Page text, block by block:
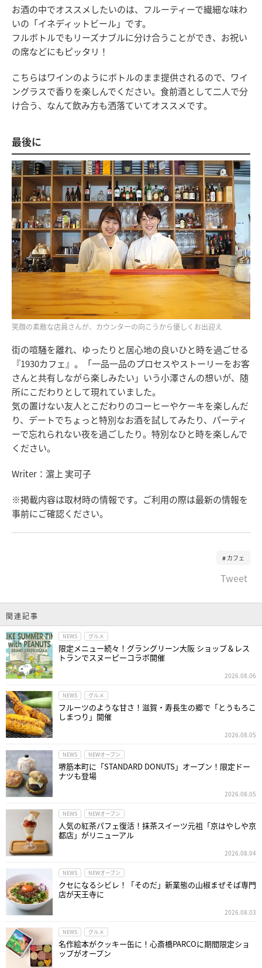
お酒の中でオススメしたいのは、フルーティーで繊細な味わ
いの「イネディットビール」です。
フルボトルでもリーズナブルに分け合うことができ、お祝い
の席などにもピッタリ！
こちらはワインのようにボトルのまま提供されるので、ワイ
ングラスで香りを楽しんでください。食前酒として二人で分
け合う、なんて飲み方も洒落ていてオススメです。
最後に
笑顔の素敵な店員さんが、カウンターの向こうから優しくお出迎え
街の喧騒を離れ、ゆったりと居心地の良いひと時を過ごせる
『1930カフェ』。「一品一品のプロセスやストーリーをお客
さんと共有しながら楽しみたい」いう小澤さんの想いが、随
所にこだわりとして現れていました。
気の置けない友人とこだわりのコーヒーやケーキを楽しんだ
り、デートでちょっと特別なお酒を試してみたり、パーティ
ーで忘れられない夜を過ごしたり。特別なひと時を楽しんで
ください。
Writer：濵上 実可子
※掲載内容は取材時の情報です。ご利用の際は最新の情報を
事前にご確認ください。
カフェ
Tweet
関連記事
NEWS グルメ
限定メニュー続々！グラングリーン大阪 ショップ＆レス
トランでスヌーピーコラボ開催
2026.08.06
NEWS グルメ
フルーツのような甘さ！滋賀・寿長生の郷で「とうもろこ
しまつり」開催
2026.08.05
NEWS NEWオープン
堺筋本町に「STANDARD DONUTS」オープン！限定ドー
ナツも登場
2026.08.05
NEWS NEWオープン
人気の紅茶パフェ復活！抹茶スイーツ元祖「京はやしや京
都店」がリニューアル
2026.08.04
NEWS NEWオープン
クセになるシビレ！「そのだ」新業態の山椒まぜそば専門
店が天王寺に
2026.08.03
NEWS グルメ
名作絵本がクッキー缶に！心斎橋PARCOに期間限定ショ
ップがオープン